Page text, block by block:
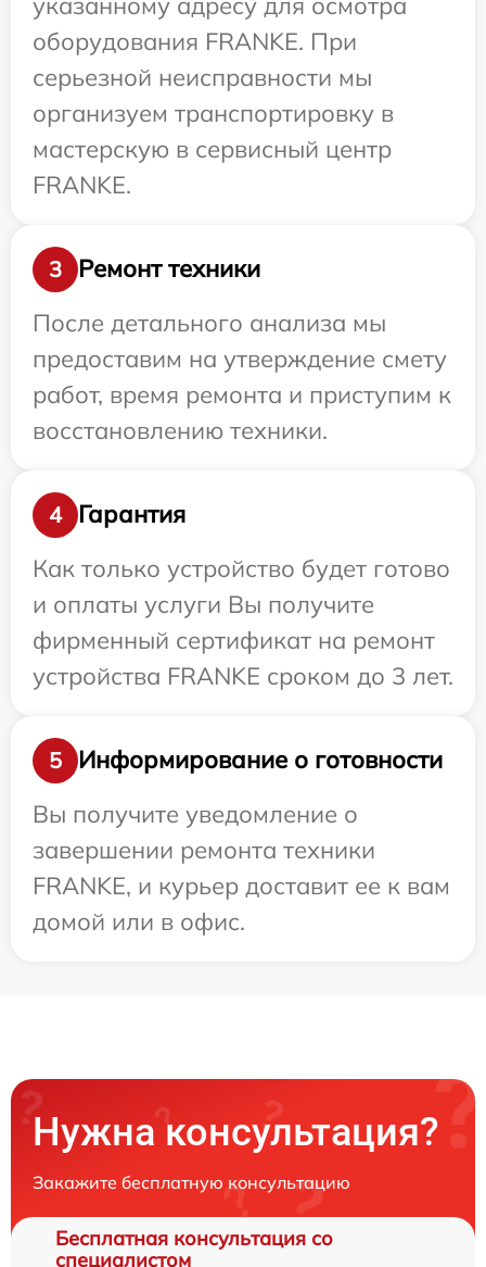
оборудования FRANKE. При
серьезной неисправности мы
организуем транспортировку в
мастерскую в сервисный центр
FRANKE.
3
Ремонт техники
После детального анализа мы
предоставим на утверждение смету
работ, время ремонта и приступим к
восстановлению техники.
4
Гарантия
Как только устройство будет готово
и оплаты услуги Вы получите
фирменный сертификат на ремонт
устройства FRANKE сроком до 3 лет.
5
Информирование о готовности
Вы получите уведомление о
завершении ремонта техники
FRANKE, и курьер доставит ее к вам
домой или в офис.
Нужна консультация?
Закажите бесплатную консультацию
Бесплатная консультация со
специалистом